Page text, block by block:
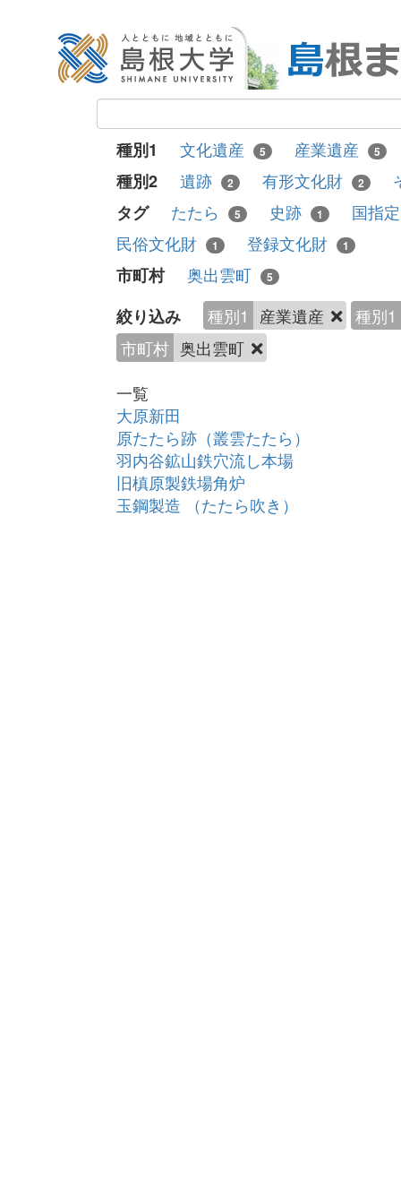
種別1 文化遺産 5 産業遺産 5
種別2 遺跡 2 有形文化財 2
タグ
たたら 5 史跡 1
国指
民俗文化財
1 登録文化財 1
市町村 奥出雲町 5
絞り込み 種別1 産業遺産
種別1
市町村 奥出雲町
一覧
大原新田
原たたら跡（叢雲たたら）
羽内谷鉱山鉄穴流し本場
旧槙原製鉄場角炉
玉鋼製造 （たたら吹き）